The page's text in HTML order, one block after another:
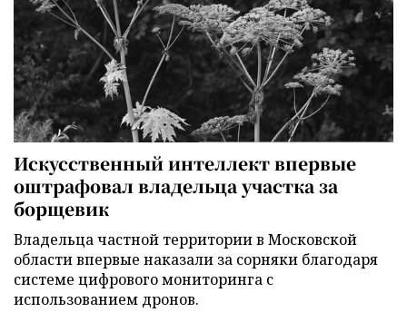
Искусственный интеллект впервые
оштрафовал владельца участка за
борщевик
Владельца частной территории в Московской
области впервые наказали за сорняки благодаря
системе цифрового мониторинга с
использованием дронов.